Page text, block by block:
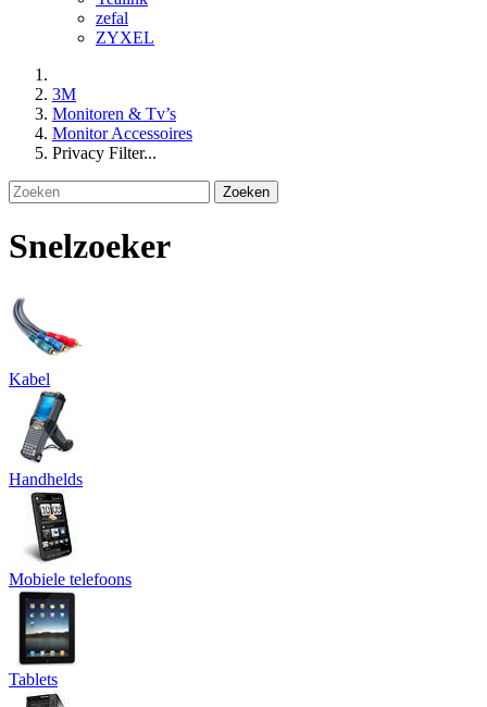
zefal
ZYXEL
3M
Monitoren & Tv’s
Monitor Accessoires
Privacy Filter...
Zoeken
Snelzoeker
Kabel
Handhelds
Mobiele telefoons
Tablets